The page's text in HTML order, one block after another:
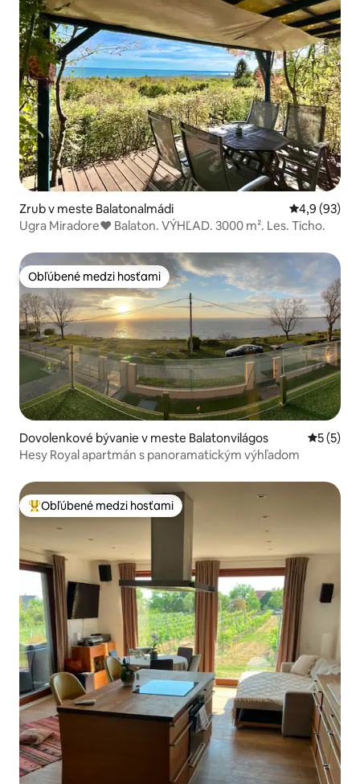
Zrub v meste Balatonalmádi Priemerné
4,9 (93)
Ugra Miradore♥ Balaton. VÝHĽAD. 3000 m². Les. Ticho.
Obľúbené medzi hosťami
Obľúbené medzi hosťami
Dovolenkové bývanie v meste Balatonvilágos
5 (5)
Hesy Royal apartmán s panoramatickým výhľadom
Najobľúbenejšie medzi hosťami
Obľúbené medzi hosťami